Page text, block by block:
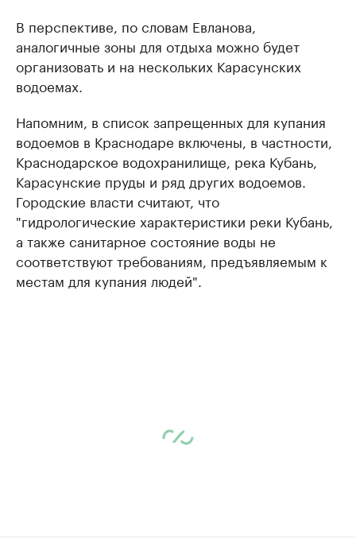
В перспективе, по словам Евланова,
аналогичные зоны для отдыха можно будет
организовать и на нескольких Карасунских
водоемах.
Напомним, в список запрещенных для купания
водоемов в Краснодаре включены, в частности,
Краснодарское водохранилище, река Кубань,
Карасунские пруды и ряд других водоемов.
Городские власти считают, что
"гидрологические характеристики реки Кубань,
а также санитарное состояние воды не
соответствуют требованиям, предъявляемым к
местам для купания людей".